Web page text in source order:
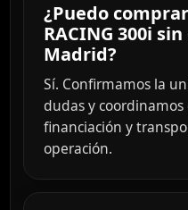
¿Puedo
RACING 300i
Madrid?
Sí. Confirmamos la
dudas y
financiación y
operación.